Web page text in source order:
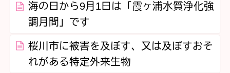
海の日から9月1日は「霞ヶ浦水質浄化強
調月間」です
桜川市に被害を及ぼす、又は及ぼすおそ
れがある特定外来生物